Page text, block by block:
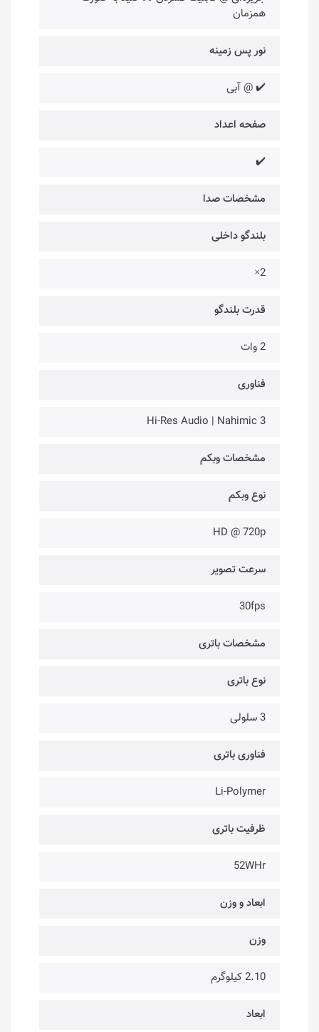
همزمان
نور پس زمینه
✔️ @ آبی
صفحه اعداد
✔️
مشخصات صدا
بلندگو داخلی
2×
قدرت بلندگو
2 وات
فناوری‌
Hi-Res Audio | Nahimic 3
مشخصات وبکم
نوع وبکم
HD @ 720p
سرعت تصویر
30fps
مشخصات باتری
نوع باتری
3 سلولی
فناوری باتری
Li-Polymer
ظرفیت باتری
52WHr
ابعاد و وزن
وزن
2.10 کیلوگرم
ابعاد